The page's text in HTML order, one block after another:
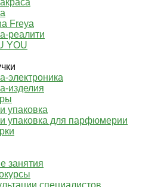
Freya
реалити
YOU
электроника
изделия
упаковка
упаковка для парфюмерии
занятия
специалистов